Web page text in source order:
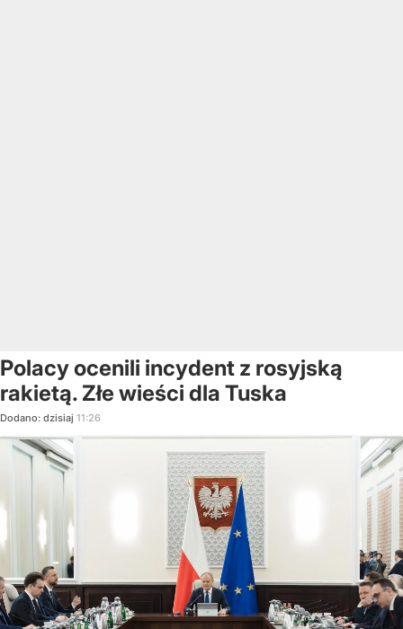
Polacy ocenili incydent z rosyjską
rakietą. Złe wieści dla Tuska
Dodano: dzisiaj 11:26